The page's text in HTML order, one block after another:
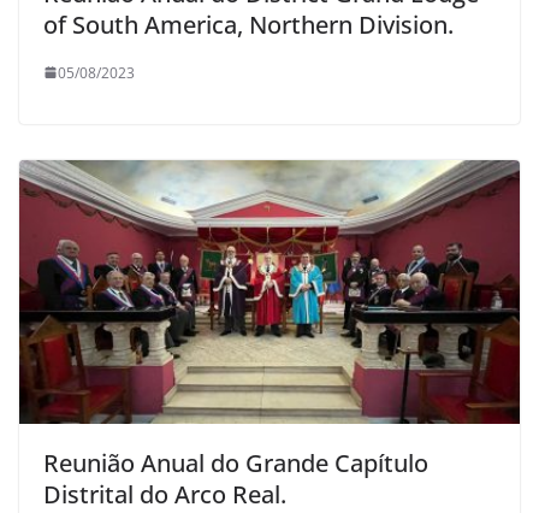
of South America, Northern Division.
05/08/2023
Reunião Anual do Grande Capítulo
Distrital do Arco Real.